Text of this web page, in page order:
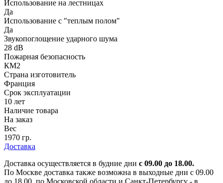
Использование на лестницах
Да
Использование с "теплым полом"
Да
Звукопоглощение ударного шума
28 dB
Пожарная безопасность
КМ2
Страна изготовитель
Франция
Срок эксплуатации
10 лет
Наличие товара
На заказ
Вес
1970 гр.
Доставка
Доставка осуществляется в будние дни с 09.00 до 18.00.
По Москве доставка также возможна в выходные дни с 09.00